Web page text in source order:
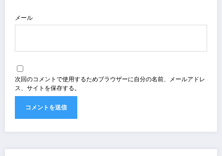
メール
次回のコメントで使用するためブラウザーに自分の名前、メールアドレ
ス、サイトを保存する。